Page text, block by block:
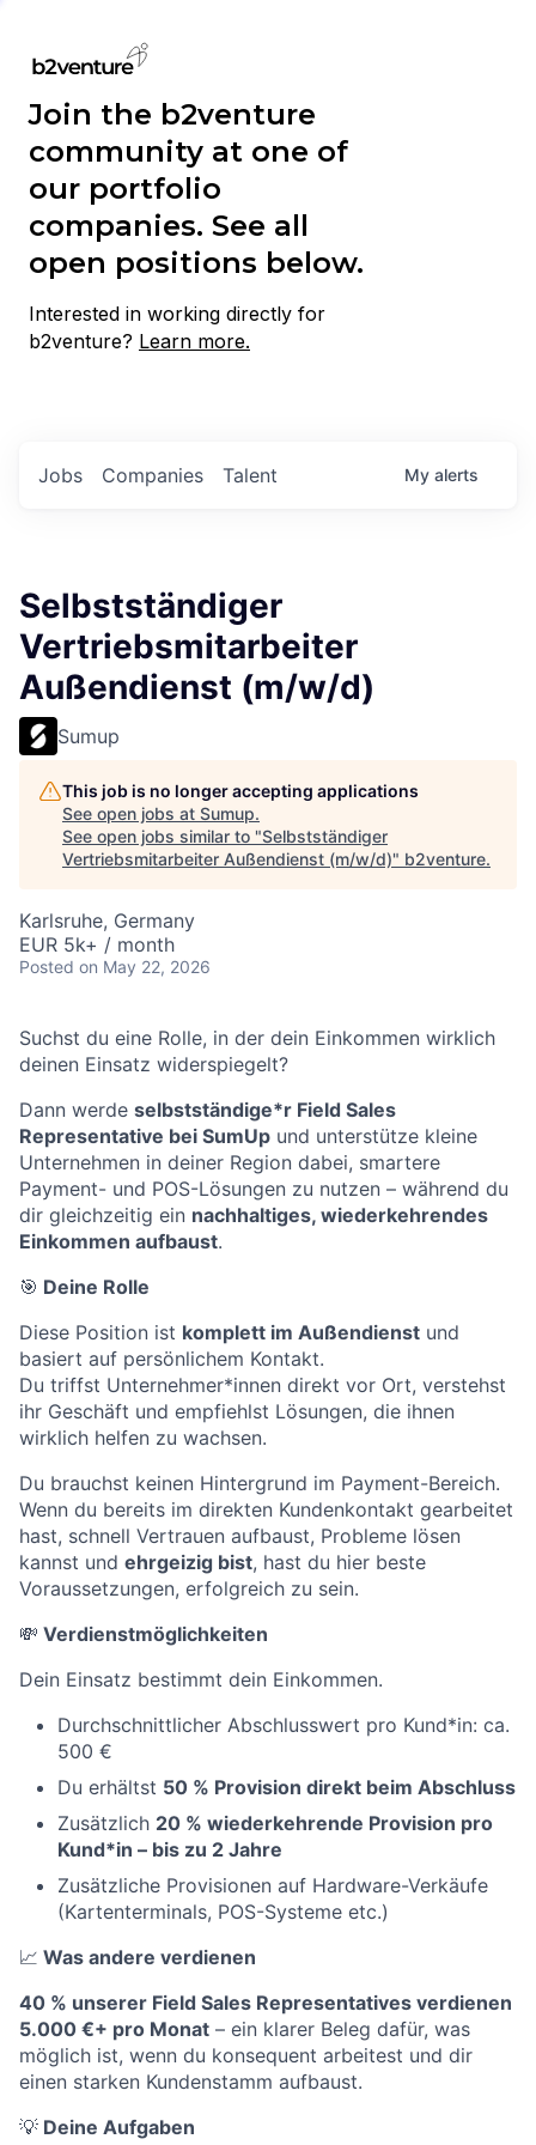
Join the b2venture
community at one of
our portfolio
companies. See all
open positions below.
Interested in working directly for
b2venture? Learn more.
Jobs Companies Talent My alerts
Selbstständiger
Vertriebsmitarbeiter
Außendienst (m/w/d)
Sumup
This job is no longer accepting applications
See open jobs at Sumup.
See open jobs similar to "Selbstständiger
Vertriebsmitarbeiter Außendienst (m/w/d)" b2venture.
Karlsruhe, Germany
EUR 5k+ / month
Posted on May 22, 2026
Suchst du eine Rolle, in der dein Einkommen wirklich
deinen Einsatz widerspiegelt?
Dann werde selbstständige*r Field Sales
Representative bei SumUp und unterstütze kleine
Unternehmen in deiner Region dabei, smartere
Payment- und POS-Lösungen zu nutzen – während du
dir gleichzeitig ein nachhaltiges, wiederkehrendes
Einkommen aufbaust.
🎯 Deine Rolle
Diese Position ist komplett im Außendienst und
basiert auf persönlichem Kontakt.
Du triffst Unternehmer*innen direkt vor Ort, verstehst
ihr Geschäft und empfiehlst Lösungen, die ihnen
wirklich helfen zu wachsen.
Du brauchst keinen Hintergrund im Payment-Bereich.
Wenn du bereits im direkten Kundenkontakt gearbeitet
hast, schnell Vertrauen aufbaust, Probleme lösen
kannst und ehrgeizig bist, hast du hier beste
Voraussetzungen, erfolgreich zu sein.
💸 Verdienstmöglichkeiten
Dein Einsatz bestimmt dein Einkommen.
Durchschnittlicher Abschlusswert pro Kund*in: ca.
500 €
Du erhältst 50 % Provision direkt beim Abschluss
Zusätzlich 20 % wiederkehrende Provision pro
Kund*in – bis zu 2 Jahre
Zusätzliche Provisionen auf Hardware-Verkäufe
(Kartenterminals, POS-Systeme etc.)
📈 Was andere verdienen
40 % unserer Field Sales Representatives verdienen
5.000 €+ pro Monat – ein klarer Beleg dafür, was
möglich ist, wenn du konsequent arbeitest und dir
einen starken Kundenstamm aufbaust.
💡 Deine Aufgaben